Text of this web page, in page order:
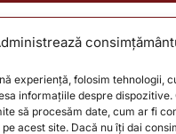
experiență, folosim tehnologii,
informațiile despre
să procesăm date, cum ar fi
acest site. Dacă nu îți dai
Nota de